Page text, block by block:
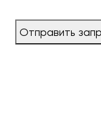
Отправить